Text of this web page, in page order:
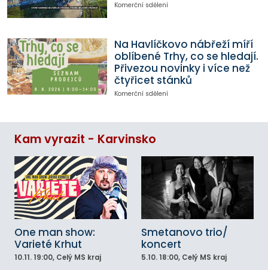
Komerční sdělení
Na Havlíčkovo nábřeží míří
oblíbené Trhy, co se hledají.
Přivezou novinky i více než
čtyřicet stánků
Komerční sdělení
Kam vyrazit - Karvinsko
One man show:
Varieté Krhut
10.11. 19:00, Celý MS kraj
Smetanovo trio/
koncert
5.10. 18:00, Celý MS kraj